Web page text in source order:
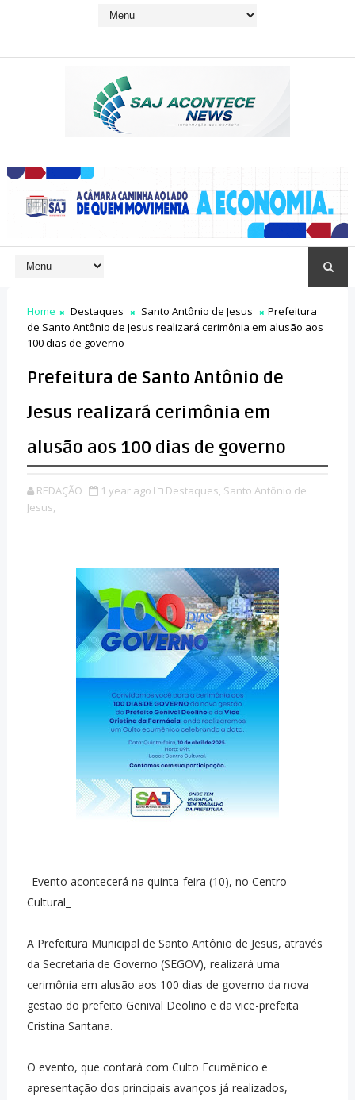
Home Destaques Santo Antônio de Jesus
Prefeitura
de Santo Antônio de Jesus realizará cerimônia em alusão aos
100 dias de governo
Prefeitura de Santo Antônio de
Jesus realizará cerimônia em
alusão aos 100 dias de governo
REDAÇÃO 1 year ago Destaques, Santo Antônio de
Jesus,
_Evento acontecerá na quinta-feira (10), no Centro
Cultural_
A Prefeitura Municipal de Santo Antônio de Jesus, através
da Secretaria de Governo (SEGOV), realizará uma
cerimônia em alusão aos 100 dias de governo da nova
gestão do prefeito Genival Deolino e da vice-prefeita
Cristina Santana.
O evento, que contará com Culto Ecumênico e
apresentação dos principais avanços já realizados,